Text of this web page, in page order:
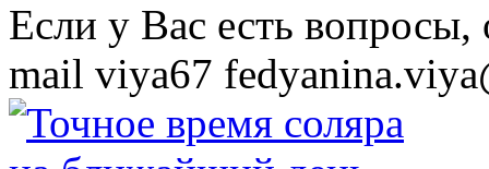
Eсли у Вас есть
mail viya67